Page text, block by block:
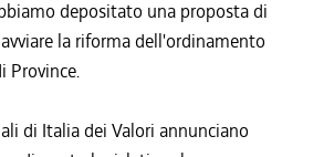
depositato una proposta di
la riforma dell'ordinamento
Province.
di Italia dei Valori annunciano